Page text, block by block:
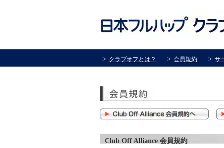
クラブオフとは？ 会員規約 サ
Club Off Alliance 会員規約